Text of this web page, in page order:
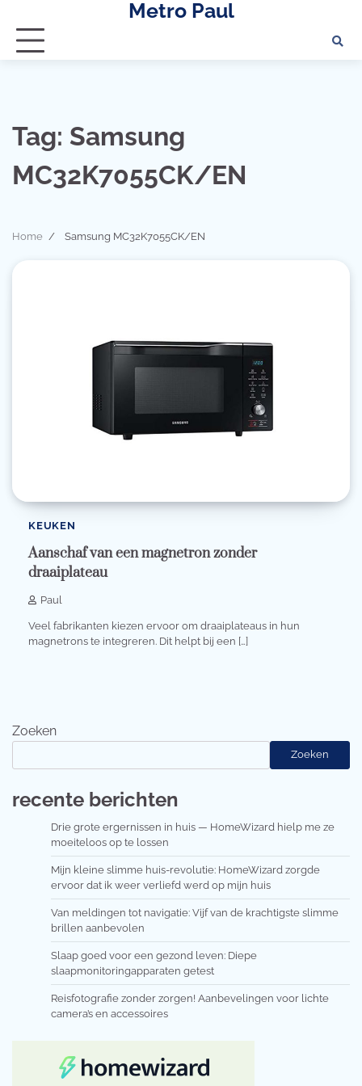
content
Metro Paul
Tag: Samsung
MC32K7055CK/EN
Home Samsung MC32K7055CK/EN
KEUKEN
Aanschaf van een magnetron zonder
draaiplateau
Paul
Veel fabrikanten kiezen ervoor om draaiplateaus in hun
magnetrons te integreren. Dit helpt bij een […]
Zoeken
Zoeken
recente berichten
Drie grote ergernissen in huis — HomeWizard hielp me ze
moeiteloos op te lossen
Mijn kleine slimme huis-revolutie: HomeWizard zorgde
ervoor dat ik weer verliefd werd op mijn huis
Van meldingen tot navigatie: Vijf van de krachtigste slimme
brillen aanbevolen
Slaap goed voor een gezond leven: Diepe
slaapmonitoringapparaten getest
Reisfotografie zonder zorgen! Aanbevelingen voor lichte
camera’s en accessoires